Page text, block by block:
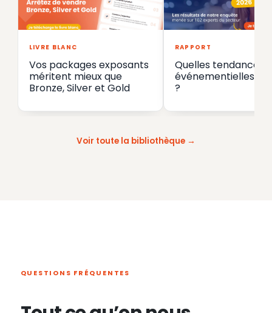
LIVRE BLANC
Vos packages exposants
méritent mieux que
Bronze, Silver et Gold
RAPPORT
Quelles tendances
événementielles en
?
Voir toute la bibliothèque
QUESTIONS FRÉQUENTES